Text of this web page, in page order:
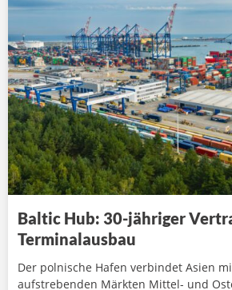
Baltic Hub: 30-jähriger
Terminalausbau
Der polnische Hafen verbindet Asien
aufstrebenden Märkten Mittel- und